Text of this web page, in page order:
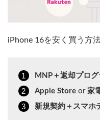
iPhone 16を安く買う方
MNP＋返却プログ
Apple Store or 家
新規契約＋スマホ